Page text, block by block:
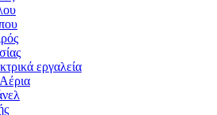
εργαλεία